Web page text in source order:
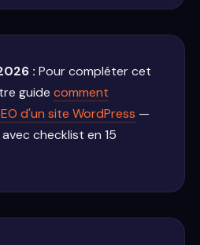
: Pour compléter cet
guidecomment
d'un site WordPress —
checklist en 15